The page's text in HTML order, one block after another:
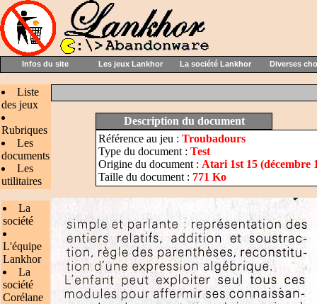
Infos du site Les jeux Lankhor La société Lankhor Diverses
Liste
des jeux
Rubriques
Les
documents
Les
utilitaires
La
société
L'équipe
Lankhor
La
société
Corélane
Description du document
Référence au jeu : Troubadours
Type du document : Test
Origine du document : Atari 1st 15 (décembre
Taille du document : 771 Ko